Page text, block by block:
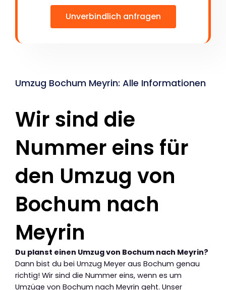
Unverbindlich anfragen
Umzug Bochum Meyrin: Alle Informationen
Wir sind die
Nummer eins für
den Umzug von
Bochum nach
Meyrin
Du planst einen Umzug von Bochum nach Meyrin?
Dann bist du bei Umzug Meyer aus Bochum genau
richtig! Wir sind die Nummer eins, wenn es um
Umzüge von Bochum nach Meyrin geht. Unser